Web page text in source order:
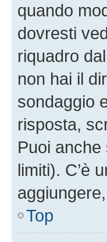
quando
dovresti
riquadro
non hai il
sondaggio
risposta,
Puoi
limiti). C’è
Top